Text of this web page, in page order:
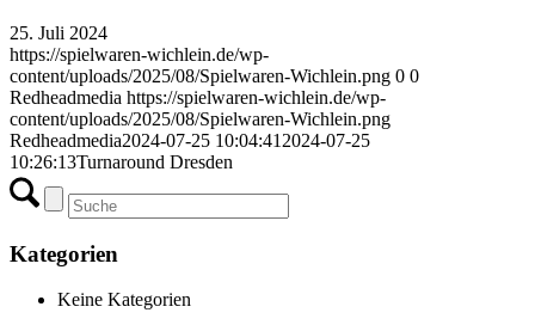
25. Juli 2024
https://spielwaren-wichlein.de/wp-
content/uploads/2025/08/Spielwaren-Wichlein.png 0 0
Redheadmedia https://spielwaren-wichlein.de/wp-
content/uploads/2025/08/Spielwaren-Wichlein.png
Redheadmedia2024-07-25 10:04:41 2024-07-25
10:26:13Turnaround Dresden
Kategorien
Keine Kategorien